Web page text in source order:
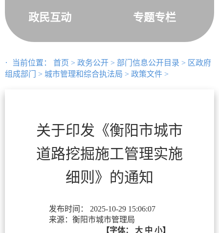
政民互动
专题专栏
当前位置： 首页 > 政务公开 > 部门信息公开目录 > 区政府
组成部门
> 城市管理和综合执法局 > 政策文件 >
关于印发《衡阳市城市
道路挖掘施工管理实施
细则》的通知
发布时间： 2025-10-29 15:06:07
来源：衡阳市城市管理局
【字体： 大 中 小】